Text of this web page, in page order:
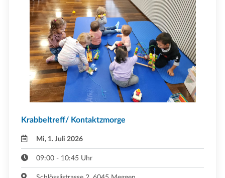
Krabbeltreff/ Kontaktzmorge
Mi, 1. Juli 2026
09:00 - 10:45 Uhr